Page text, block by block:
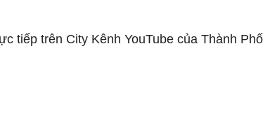
tiếp trên City Kênh YouTube của Thành Phố